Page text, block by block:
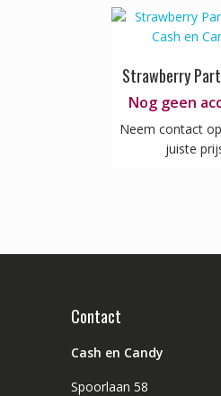
Strawberry
Nog geen
Neem contact
juiste
Contact
Cash en Candy
Spoorlaan 58